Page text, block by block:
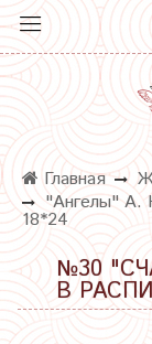
Главная
"Ангелы" А.
18*24
№30
В